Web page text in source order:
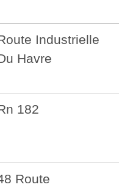
Industrielle
Havre
182
Route